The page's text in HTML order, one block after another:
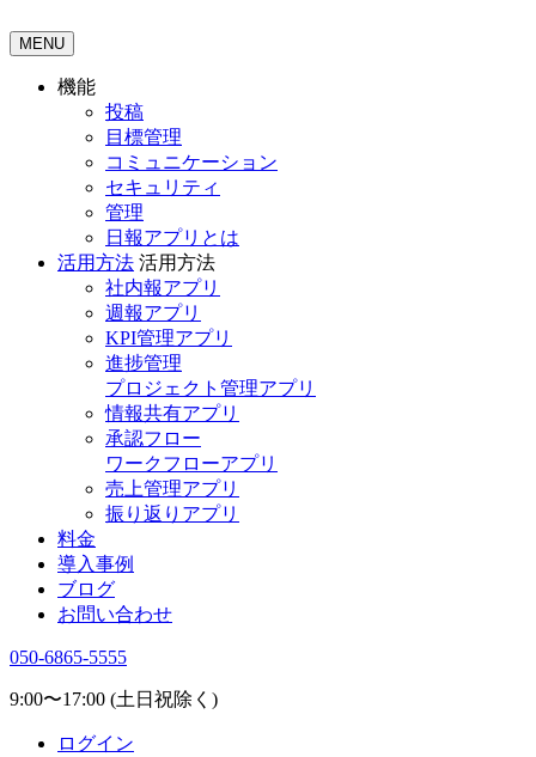
MENU
機能
投稿
目標管理
コミュニケーション
セキュリティ
管理
日報アプリとは
活用方法 活用方法
社内報アプリ
週報アプリ
KPI管理アプリ
進捗管理
プロジェクト管理アプリ
情報共有アプリ
承認フロー
ワークフローアプリ
売上管理アプリ
振り返りアプリ
料金
導入事例
ブログ
お問い合わせ
050-6865-5555
9:00〜17:00 (土日祝除く)
ログイン